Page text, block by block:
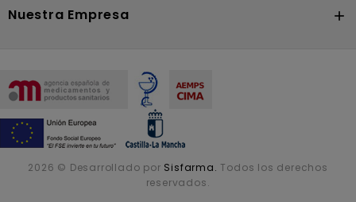
Nuestra Empresa 
2026 © Desarrollado por Sisfarma. Todos los derechos
reservados.